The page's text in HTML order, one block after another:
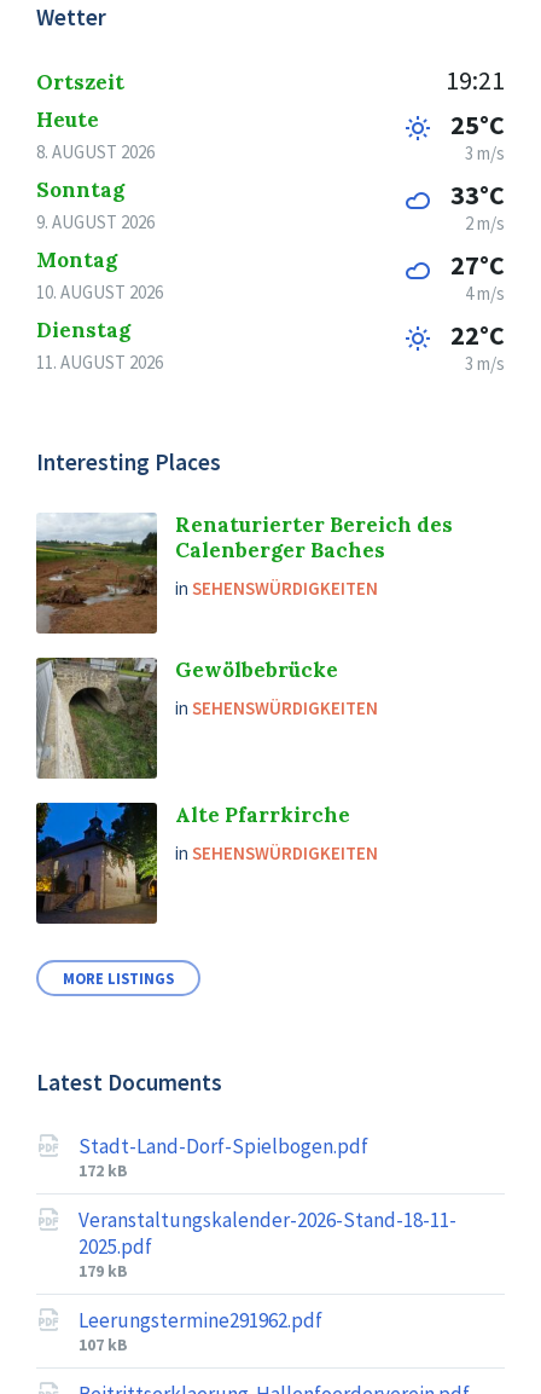
Wetter
Ortszeit 19:21
Heute
8. AUGUST 2026
25°C
3 m/s
Sonntag
9. AUGUST 2026
33°C
2 m/s
Montag
10. AUGUST 2026
27°C
4 m/s
Dienstag
11. AUGUST 2026
22°C
3 m/s
Interesting Places
Renaturierter Bereich des
Calenberger Baches
in SEHENSWÜRDIGKEITEN
Gewölbebrücke
in SEHENSWÜRDIGKEITEN
Alte Pfarrkirche
in SEHENSWÜRDIGKEITEN
MORE LISTINGS
Latest Documents
Stadt-Land-Dorf-Spielbogen.pdf
File
size:
172 kB
Veranstaltungskalender-2026-Stand-18-11-
2025.pdf
File
size:
179 kB
Leerungstermine291962.pdf
File
size:
107 kB